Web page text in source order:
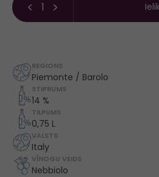
REGIONS
Piemonte / Barolo
STIPRUMS
14 %
TILPUMS
0,75 L
VALSTS
Italy
VĪNOGU VEIDS
Nebbiolo